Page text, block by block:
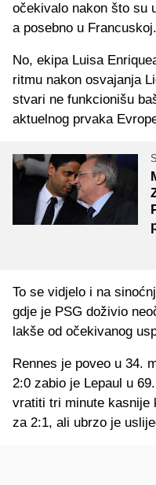
očekivalo nakon što su
a posebno u Francuskoj.
No, ekipa Luisa
ritmu nakon osvajanja
stvari ne funkcionišu
aktuelnog prvaka
To se vidjelo i na
gdje je PSG doživio
lakše od očekivanog
Rennes je poveo u 34.
2:0 zabio je Lepaul u
vratiti tri minute kasnije
za 2:1, ali ubrzo je